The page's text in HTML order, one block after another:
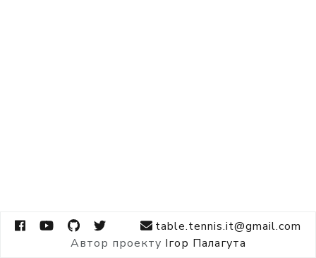
table.tennis.it@gmail.com
Автор проекту Ігор Палагута